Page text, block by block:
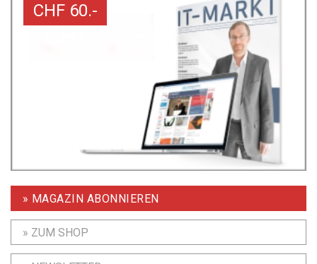
CHF 60.-
» MAGAZIN ABONNIEREN
» ZUM SHOP